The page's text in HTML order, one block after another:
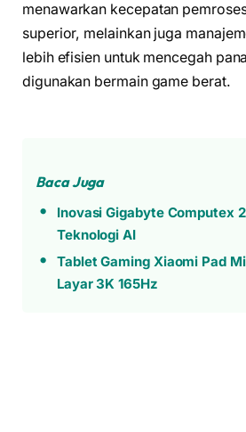
menawarkan kecepatan
superior, melainkan juga
lebih efisien untuk mencegah
digunakan bermain game berat.
Baca Juga
Inovasi Gigabyte Computex
Teknologi AI
Tablet Gaming Xiaomi Pad
Layar 3K 165Hz